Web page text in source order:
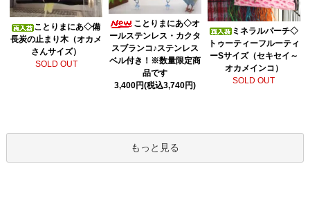
ことりまにあ◇備
長炭の止まり木（オカメ
さんサイズ）
SOLD OUT
ことりまにあ◇オ
ールステンレス・カクタ
スブランコ♪ステンレス
ベル付き！※数量限定商
品です
3,400円(税込3,740円)
ミネラルパーチ◇
トゥーティーフルーティ
ーSサイズ（セキセイ～
オカメインコ）
SOLD OUT
もっと見る